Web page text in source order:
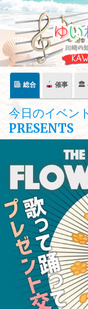
Skip
content
総合 催事 🏛
今日のイベン
PRESENTS